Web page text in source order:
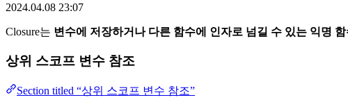
2024.04.08 23:07
Closure는 변수에 저장하거나 다른 함수에 인자로 넘길 수 있는 익명 함
상위 스코프 변수 참조
Section titled “상위 스코프 변수 참조”